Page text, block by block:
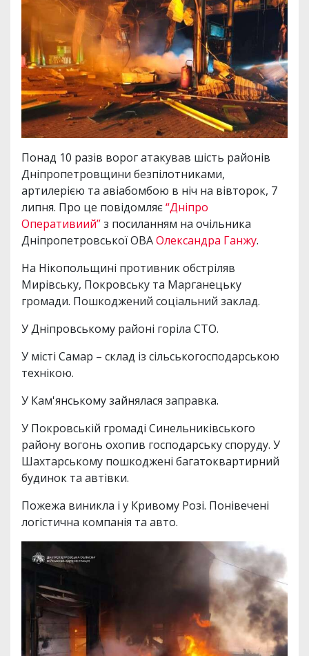
Понад 10 разів ворог атакував шість районів
Дніпропетровщини безпілотниками,
артилерією та авіабомбою в ніч на вівторок, 7
липня. Про це повідомляє“Дніпро
Оперативиий”з посиланням на очільника
Дніпропетровської ОВАОлександра Ганжу.
На Нікопольщині противник обстріляв
Мирівську, Покровську та Марганецьку
громади. Пошкоджений соціальний заклад.
У Дніпровському районі горіла СТО.
У місті Самар – склад із сільськогосподарською
технікою.
У Кам'янському зайнялася заправка.
У Покровській громаді Синельниківського
району вогонь охопив господарську споруду. У
Шахтарському пошкоджені багатоквартирний
будинок та автівки.
Пожежа виникла і у Кривому Розі. Понівечені
логістична компанія та авто.